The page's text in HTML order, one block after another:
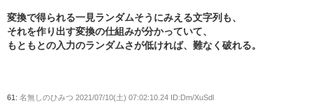
変換で得られる一見ランダムそうにみえる文字列も、
それを作り出す変換の仕組みが分かっていて、
もともとの入力のランダムさが低ければ、難なく破れる。
61: 名無しのひみつ 2021/07/10(土) 07:02:10.24 ID:Dm/XuSdl